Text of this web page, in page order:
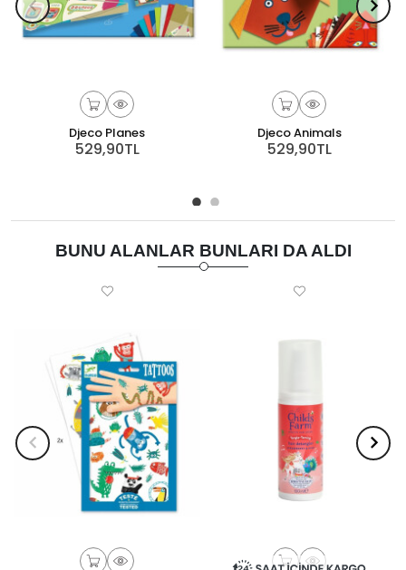
Djeco Planes
529,90TL
Djeco Animals
529,90TL
BUNU ALANLAR BUNLARI DA ALDI